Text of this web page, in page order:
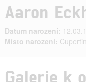
Aaron
Datum narození:
Místo narození:
Galerie k